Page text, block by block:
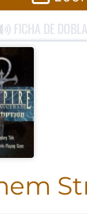
FICHA DE